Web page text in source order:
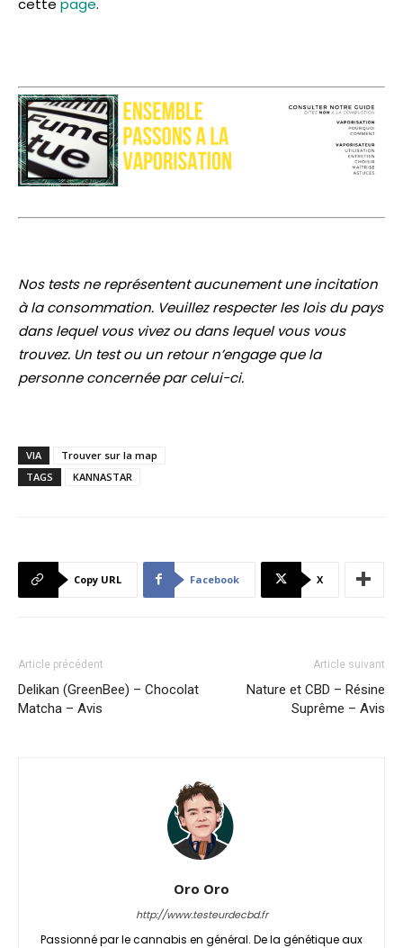
Nos tests ne représentent aucunement une incitation
à la consommation. Veuillez respecter les lois du pays
dans lequel vous vivez ou dans lequel vous vous
trouvez. Un test ou un retour n’engage que la
personne concernée par celui-ci.
VIA
Trouver sur la map
TAGS
KANNASTAR
Copy URL Facebook X
Article précédent
Delikan (GreenBee) – Chocolat
Matcha – Avis
Article suivant
Nature et CBD – Résine
Suprême – Avis
Oro Oro
http://www.testeurdecbd.fr
Passionné par le cannabis en général. De la génétique aux